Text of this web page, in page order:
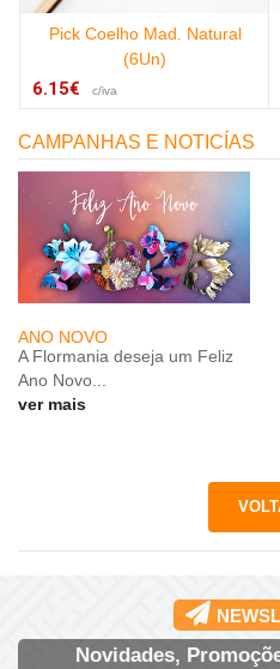
Pick Coelho Mad. Natural
(6Un)
6.15€ c/iva
CAMPANHAS E NOTICÍAS
ANO NOVO
A Flormania deseja um Feliz
Ano Novo...
ver mais
Novidades,